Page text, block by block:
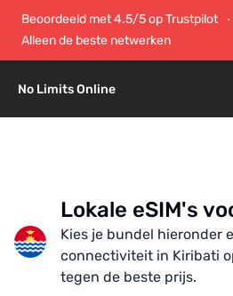
Beoordeeld met 4.5/5 op Trustpilot
Alleen de beste netwerken
No Limits Online
Lokale eSIM's
Kies je bundel hieronder
connectiviteit in Kiribati
tegen de beste prijs.